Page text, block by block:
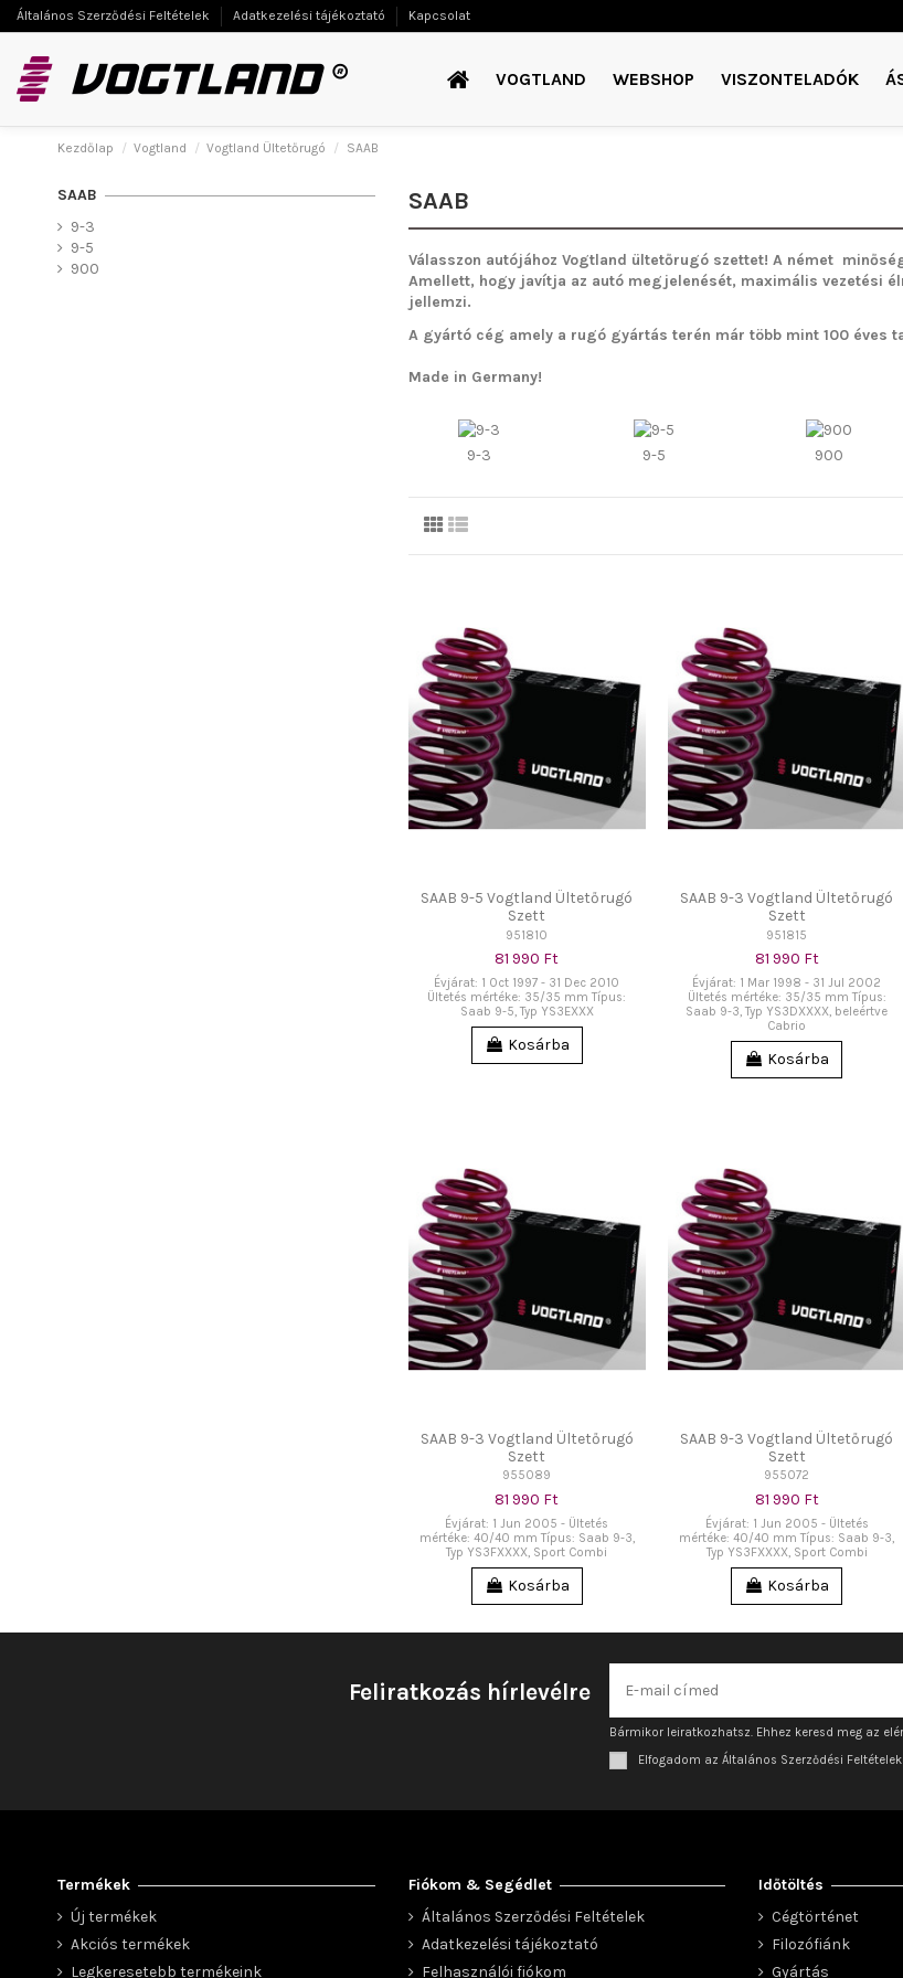
Általános Szerződési Feltételek Adatkezelési tájékoztató Kapcsolat
VOGTLAND WEBSHOP VISZONTELADÓK
Kezdőlap Vogtland Vogtland Ültetőrugó SAAB
SAAB
Válasszon autójához Vogtland ültetőrugó szettet! A német
Amellett, hogy javítja az autó megjelenését, maximális vezetési
jellemzi.
A gyártó cég amely a rugó gyártás terén már több mint 100
Made in Germany!
9-3 9-5 900
SAAB 9-5 Vogtland Ültetőrugó
Szett
951810
81 990 Ft
Évjárat: 1 Oct 1997 - 31 Dec 2010
Ültetés mértéke: 35/35 mm Típus:
Saab 9-5, Typ YS3EXXX
Kosárba
SAAB 9-3 Vogtland Ültetőrugó
Szett
951815
81 990 Ft
Évjárat: 1 Mar 1998 - 31 Jul 2002
Ültetés mértéke: 35/35 mm Típus:
Saab 9-3, Typ YS3DXXXX, beleértve
Cabrio
Kosárba
SAAB 9-3 Vogtland Ültetőrugó
Szett
955089
81 990 Ft
Évjárat: 1 Jun 2005 - Ültetés
mértéke: 40/40 mm Típus: Saab 9-3,
Typ YS3FXXXX, Sport Combi
Kosárba
SAAB 9-3 Vogtland Ültetőrugó
Szett
955072
81 990 Ft
Évjárat: 1 Jun 2005 - Ültetés
mértéke: 40/40 mm Típus: Saab 9-3,
Typ YS3FXXXX, Sport Combi
Kosárba
SAAB
9-3
9-5
900
Feliratkozás hírlevélre
Bármikor leiratkozhatsz. Ehhez keresd meg az
Elfogadom az Általános Szerződési
Termékek
Új termékek
Akciós termékek
Legkeresetebb termékeink
Fiókom & Segédlet
Általános Szerződési Feltételek
Adatkezelési tájékoztató
Felhasználói fiókom
Időtöltés
Cégtörténet
Filozófiánk
Gyártás